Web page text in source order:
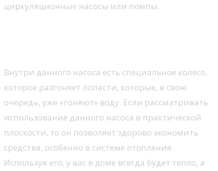
циркуляционные насосы или помпы.
Внутри данного насоса есть специальное колесо,
которое разгоняет лопасти, которые, в свою
очередь, уже «гоняют» воду. Если рассматривать
использование данного насоса в практической
плоскости, то он позволяет здорово экономить
средства, особенно в системе отопления.
Используя его, у вас в доме всегда будет тепло, а